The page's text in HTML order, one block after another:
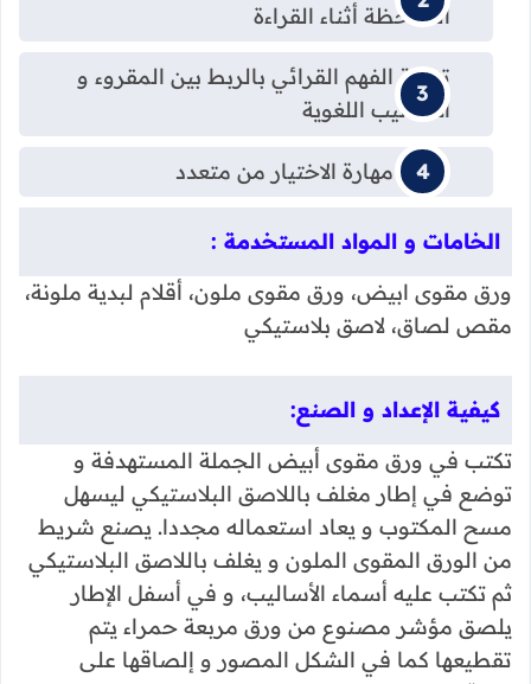
الملاحظة أثناء القراءة
تنمية الفهم القرائي بالربط بين المقروء و
الأساليب اللغوية
تنمية مهارة الاختيار من متعدد
الخامات و المواد المستخدمة :
ورق مقوى ابيض، ورق مقوى ملون، أقلام لبدية ملونة،
مقص لصاق، لاصق بلاستيكي
كيفية الإعداد و الصنع:
تكتب في ورق مقوى أبيض الجملة المستهدفة و
توضع في إطار مغلف باللاصق البلاستيكي ليسهل
مسح المكتوب و يعاد استعماله مجددا. يصنع شريط
من الورق المقوى الملون و يغلف باللاصق البلاستيكي
ثم تكتب عليه أسماء الأساليب، و في أسفل الإطار
يلصق مؤشر مصنوع من ورق مربعة حمراء يتم
تقطيعها كما في الشكل المصور و إلصاقها على